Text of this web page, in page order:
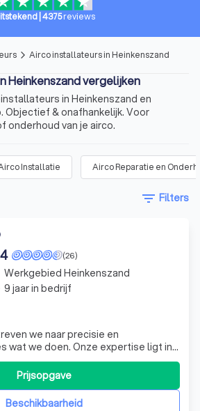
4375reviews
arrow_forward_ios Airco installateurs in Heinkenszand
Heinkenszand vergelijken
in Heinkenszand en
Objectief & onafhankelijk. Voor
onderhoud van je airco.
Installatie Airco Reparatie en
filter_list Filters
(26)
we naar precisie en
wat we doen. Onze expertise ligt in
van airconditioning systemen,
en vakmanschap als onze
We begrijpen dat elke
vereisen een op m
Beschikbaarheid
Prijsopgave
Werkgebied Heinkenszand
9 jaar in bedrijf